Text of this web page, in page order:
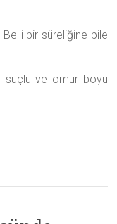
bir süreliğine bile
suçlu ve ömür boyu